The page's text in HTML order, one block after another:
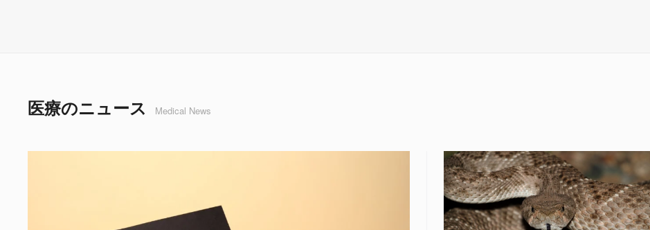
医療のニュース Medical News